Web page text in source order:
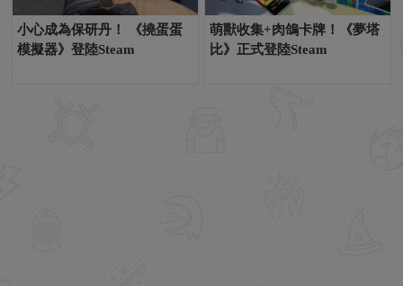
小心成為保研丹！ 《撓蛋蛋
模擬器》登陸Steam
萌獸收集+肉鴿卡牌！《夢塔
比》正式登陸Steam